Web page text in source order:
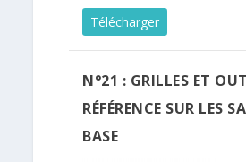
Télécharger
N°21 : GRILLES ET
RÉFÉRENCE SUR LES
BASE